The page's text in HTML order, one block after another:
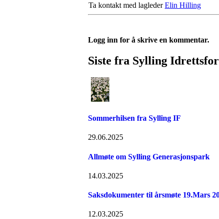
Ta kontakt med laglederElin Hilling
Logg inn for å skrive en kommentar.
Siste fra Sylling
Sommerhilsen fra Sylling IF
29.06.2025
Allmøte om Sylling Generasjonspark
14.03.2025
Saksdokumenter til årsmøte 19.Mars
12.03.2025